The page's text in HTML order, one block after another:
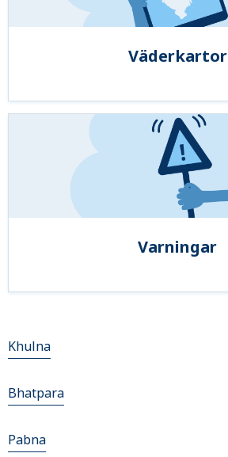
Väderkartor
Varningar
Khulna
Bhatpara
Pabna